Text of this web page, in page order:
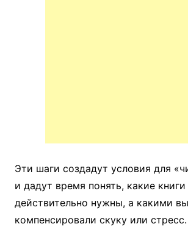
Эти шаги создадут условия для
и дадут время понять, какие книги
действительно нужны, а какими
компенсировали скуку или стресс.